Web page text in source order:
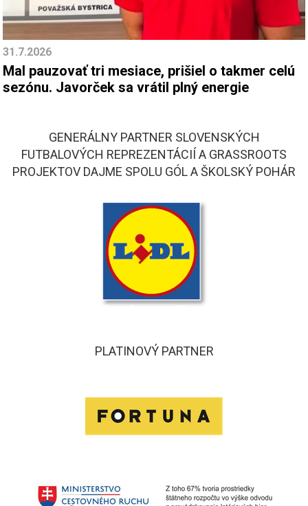
31.7.2026
Mal pauzovať tri mesiace, prišiel o takmer celú
sezónu. Javorček sa vrátil plný energie
GENERÁLNY PARTNER SLOVENSKÝCH
FUTBALOVÝCH REPREZENTÁCIÍ A GRASSROOTS
PROJEKTOV DAJME SPOLU GÓL A ŠKOLSKÝ POHÁR
PLATINOVÝ PARTNER